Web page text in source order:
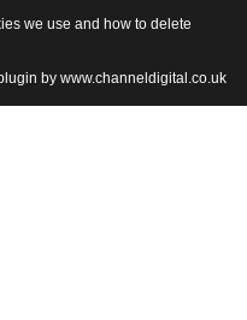
we use and how to delete